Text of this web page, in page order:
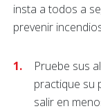
insta a todos a
prevenir
Pruebe sus
practique su
salir en